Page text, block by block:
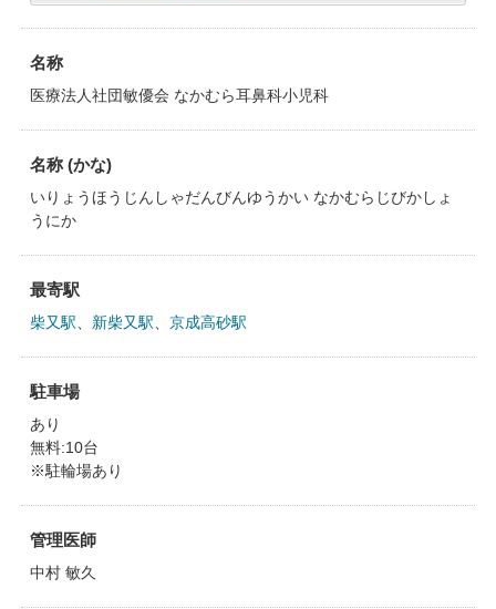
名称
医療法人社団敏優会 なかむら耳鼻科小児科
名称 (かな)
いりょうほうじんしゃだんびんゆうかい なかむらじびかしょ
うにか
最寄駅
柴又駅、 新柴又駅、 京成高砂駅
駐車場
あり
無料:10台
※駐輪場あり
管理医師
中村 敏久